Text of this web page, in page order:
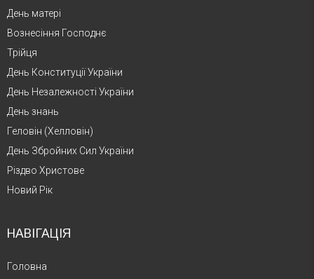
День матері
Вознесіння Господнє
Трійця
День Конституції України
День Незалежності України
День знань
Геловін (Хелловін)
День Збройних Сил України
Різдво Христове
Новий Рік
НАВІГАЦІЯ
Головна